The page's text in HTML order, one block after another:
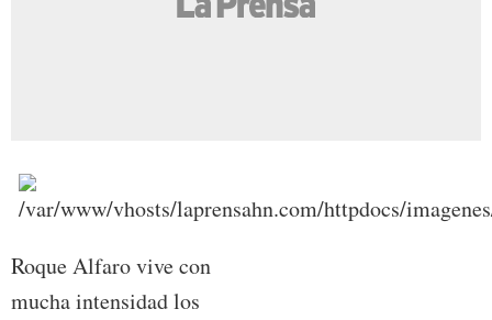
Roque Alfaro vive con
mucha intensidad los